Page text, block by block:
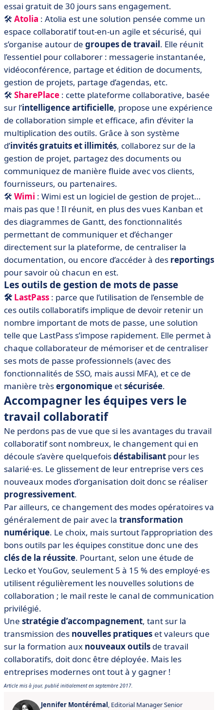
essai gratuit de 30 jours sans engagement.
🛠️ Atolia : Atolia est une solution pensée comme un
espace collaboratif tout-en-un agile et sécurisé, qui
s’organise autour de groupes de travail. Elle réunit
l’essentiel pour collaborer : messagerie instantanée,
vidéoconférence, partage et édition de documents,
gestion de projets, partage d’agendas, etc.
🛠️ SharePlace : cette plateforme collaborative, basée
sur l’intelligence artificielle, propose une expérience
de collaboration simple et efficace, afin d’éviter la
multiplication des outils. Grâce à son système
d’invités gratuits et illimités, collaborez sur de la
gestion de projet, partagez des documents ou
communiquez de manière fluide avec vos clients,
fournisseurs, ou partenaires.
🛠️ Wimi : Wimi est un logiciel de gestion de projet…
mais pas que ! Il réunit, en plus des vues Kanban et
des diagrammes de Gantt, des fonctionnalités
permettant de communiquer et d’échanger
directement sur la plateforme, de centraliser la
documentation, ou encore d’accéder à des reportings
pour savoir où chacun en est.
Les outils de gestion de mots de passe
🛠️ LastPass : parce que l’utilisation de l’ensemble de
ces outils collaboratifs implique de devoir retenir un
nombre important de mots de passe, une solution
telle que LastPass s’impose rapidement. Elle permet à
chaque collaborateur de mémoriser et de centraliser
ses mots de passe professionnels (avec des
fonctionnalités de SSO, mais aussi MFA), et ce de
manière trèsergonomique etsécurisée.
Accompagner les équipes vers le
travail collaboratif
Ne perdons pas de vue que si les avantages du travail
collaboratif sont nombreux, le changement qui en
découle s’avère quelquefoisdéstabilisant pour les
salarié·es. Le glissement de leur entreprise vers ces
nouveaux modes d’organisation doit donc se réaliser
progressivement.
Par ailleurs, ce changement des modes opératoires va
généralement de pair avec la transformation
numérique. Le choix, mais surtout l’appropriation des
bons outils par les équipes constitue donc une des
clés de la réussite. Pourtant, selon une étude de
Lecko et YouGov, seulement 5 à 15 % des employé·es
utilisent régulièrement les nouvelles solutions de
collaboration ; le mail reste le canal de communication
privilégié.
Une stratégie d’accompagnement, tant sur la
transmission des nouvelles pratiques et valeurs que
sur la formation aux nouveaux outils de travail
collaboratifs, doit donc être déployée. Mais les
entreprises modernes ont tout à y gagner !
Article mis à jour, publié initialement en septembre 2017.
Jennifer Montérémal, Editorial Manager Senior